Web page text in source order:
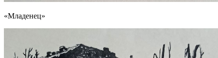
«Младенец»